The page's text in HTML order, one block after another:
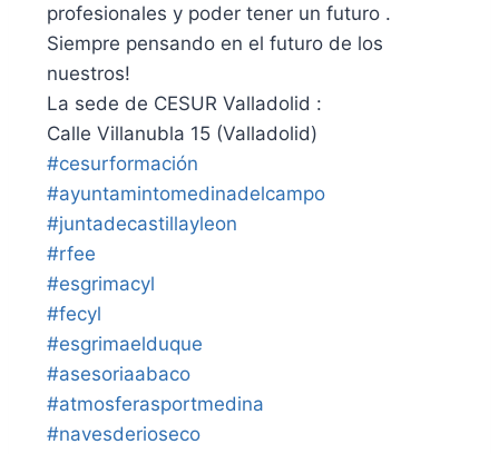
profesionales y poder tener un futuro .
Siempre pensando en el futuro de los
nuestros!
La sede de CESUR Valladolid :
Calle Villanubla 15 (Valladolid)
#cesurformación
#ayuntamintomedinadelcampo
#juntadecastillayleon
#rfee
#esgrimacyl
#fecyl
#esgrimaelduque
#asesoriaabaco
#atmosferasportmedina
#navesderioseco